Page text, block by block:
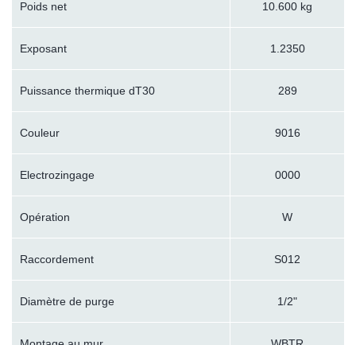
Poids net 10.600 kg
Exposant 1.2350
Puissance thermique dT30 289
Couleur 9016
Electrozingage 0000
Opération W
Raccordement S012
Diamètre de purge 1/2"